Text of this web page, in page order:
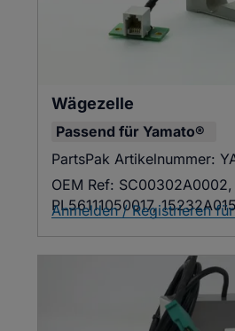
Wägezelle
Passend für Yamato®
PartsPak Artikelnummer:
OEM Ref: SC00302A0002,
PL56111050017,
Anmelden / Registrieren